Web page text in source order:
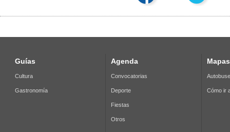
Guías
Cultura
Gastronomía
Agenda
Convocatorias
Deporte
Fiestas
Otros
Mapas
Cómo ir